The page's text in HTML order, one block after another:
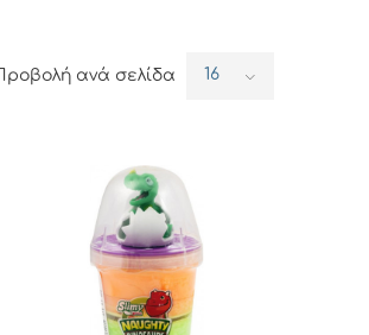
Προβολή ανά σελίδα 16